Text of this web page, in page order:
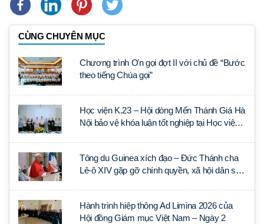
CÙNG CHUYÊN MỤC
Chương trình Ơn gọi đợt II với chủ đề “Bước
theo tiếng Chúa gọi”
Học viện K.23 – Hội dòng Mến Thánh Giá Hà
Nội bảo vệ khóa luận tốt nghiệp tại Học viện
Tông du Guinea xích đạo – Đức Thánh cha
Lê-ô XIV gặp gỡ chính quyền, xã hội dân sự
Hành trình hiệp thông Ad Limina 2026 của
Hội đồng Giám mục Việt Nam – Ngày 2